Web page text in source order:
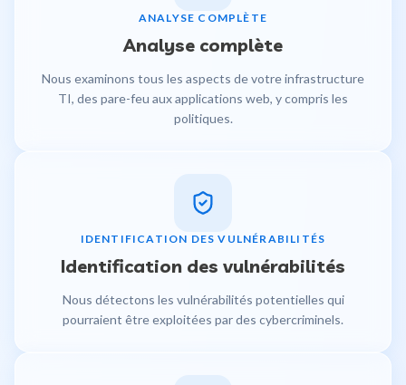
ANALYSE COMPLÈTE
Analyse complète
Nous examinons tous les aspects de votre infrastructure
TI, des pare-feu aux applications web, y compris les
politiques.
IDENTIFICATION DES VULNÉRABILITÉS
Identification des vulnérabilités
Nous détectons les vulnérabilités potentielles qui
pourraient être exploitées par des cybercriminels.